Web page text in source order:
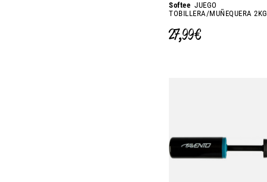
Softee JUEGO
TOBILLERA/MUÑEQUERA 2KG
27,99 €